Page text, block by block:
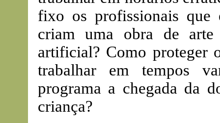
fixo os profissionais que
criam uma obra de
artificial? Como proteger
trabalhar em tempos
programa a chegada da
criança?